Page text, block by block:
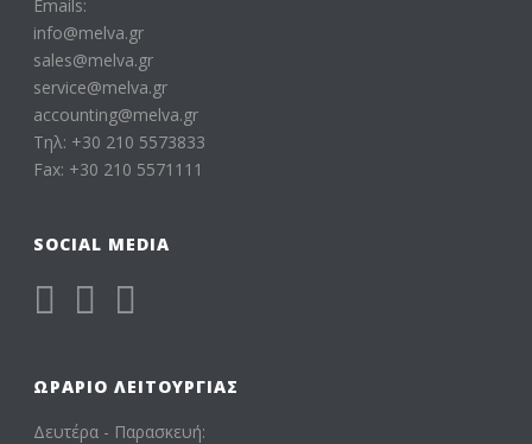
Emails:
info@melva.gr
sales@melva.gr
service@melva.gr
accounting@melva.gr
Τηλ: +30 210 5573833
Fax: +30 210 5571111
SOCIAL MEDIA
ΩΡΆΡΙΟ ΛΕΙΤΟΥΡΓΊΑΣ
Δευτέρα - Παρασκευή: